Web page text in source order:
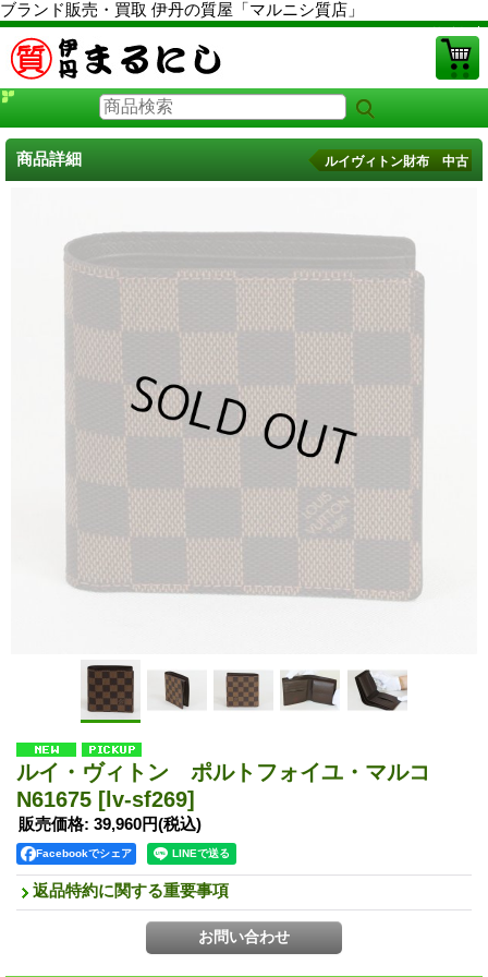
ブランド販売・買取 伊丹の質屋「マルニシ質店」
PCサイト
商品詳細 ルイヴィトン財布 中古
ルイ・ヴィトン ポルトフォイユ・マルコ
N61675 [lv-sf269]
販売価格: 39,960円(税込)
Facebookでシェア
返品特約に関する重要事項